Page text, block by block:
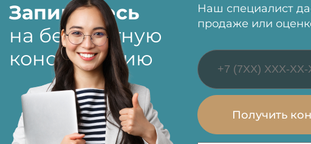
Запишитесь
на бесплатную
консультацию
Наш специалист
продаже или